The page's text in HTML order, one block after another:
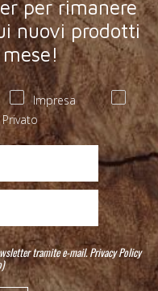
per rimanere
nuovi prodotti
Impresa
Privato
tramite e-mail.Privacy Policy